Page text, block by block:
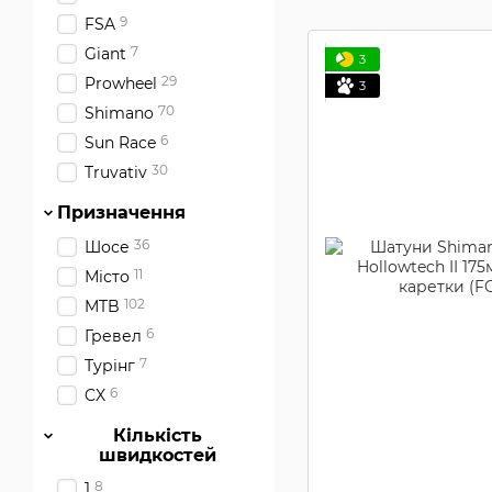
3
3
FSA 9
Giant 7
Prowheel 29
Shimano 70
Sun Race 6
Truvativ 30
Призначення
Шосе 36
Місто 11
MTB 102
Гревел 6
Турінг 7
CX 6
Кількість
швидкостей
8